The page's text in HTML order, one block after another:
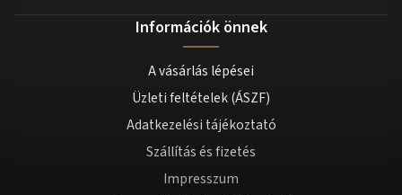
Információk önnek
A vásárlás lépései
Üzleti feltételek (ÁSZF)
Adatkezelési tájékoztató
Szállítás és fizetés
Impresszum